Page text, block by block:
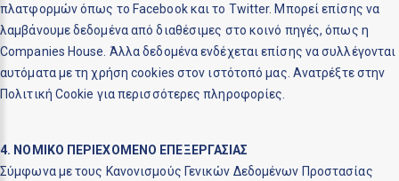
πλατφορμών όπως το Facebook και το Twitter. Μπορεί επίσης να
λαμβάνουμε δεδομένα από διαθέσιμες στο κοινό πηγές, όπως η
Companies House. Άλλα δεδομένα ενδέχεται επίσης να συλλέγονται
αυτόματα με τη χρήση cookies στον ιστότοπό μας. Ανατρέξτε στην
Πολιτική Cookie για περισσότερες πληροφορίες.
4. ΝΟΜΙΚΟ ΠΕΡΙΕΧΟΜΕΝΟ ΕΠΕΞΕΡΓΑΣΙΑΣ
Σύμφωνα με τους Κανονισμούς Γενικών Δεδομένων Προστασίας